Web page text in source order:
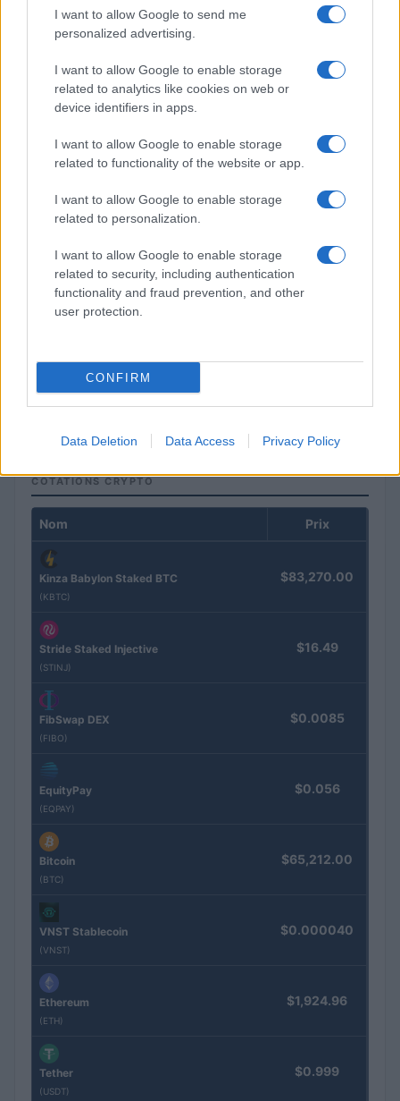
I want to allow Google to send me
personalized advertising.
I want to allow Google to enable storage
related to analytics like cookies on web or
device identifiers in apps.
I want to allow Google to enable storage
related to functionality of the website or app.
I want to allow Google to enable storage
related to personalization.
I want to allow Google to enable storage
related to security, including authentication
functionality and fraud prevention, and other
user protection.
CONFIRM
Data Deletion Data Access Privacy Policy
Justice américaine bloque la salle de bal de Trump : une
décision qualifiée de « menace pour la sécurité nationale »
Juliette Bernard · 9 Août 2026
NEWS
La guerre des géants de la tech : Apple contre OpenAI
Juliette Bernard · 7 Août 2026
COTATIONS CRYPTO
Nom Prix
Kinza Babylon Staked BTC
(KBTC)
$83,270.00
Stride Staked Injective
(STINJ)
$16.49
FibSwap DEX
(FIBO)
$0.0085
EquityPay
(EQPAY)
$0.056
Bitcoin
(BTC)
$65,212.00
VNST Stablecoin
(VNST)
$0.000040
Ethereum
(ETH)
$1,924.96
Tether
(USDT)
$0.999